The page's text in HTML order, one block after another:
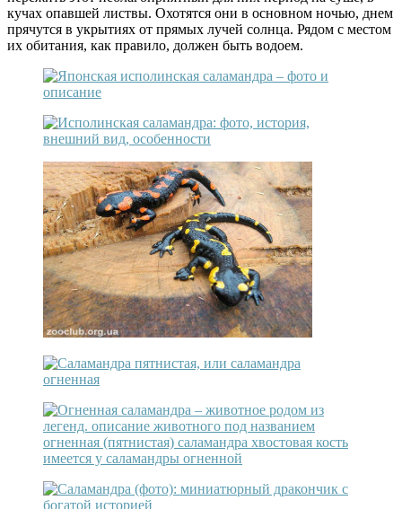
кучах опавшей листвы. Охотятся они в основном ночью, днем
прячутся в укрытиях от прямых лучей солнца. Рядом с местом
их обитания, как правило, должен быть водоем.